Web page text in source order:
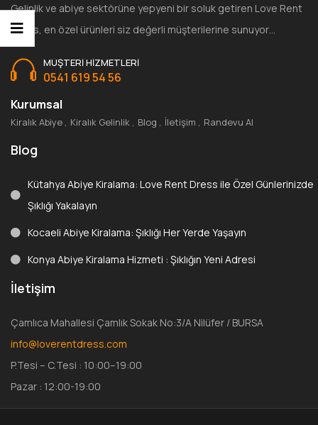
Gelinlik ve abiye sektörüne yepyeni bir soluk getiren Love Rent
Dress, en özel ürünleri siz değerli müşterilerine sunuyor…
MÜŞTERI HIZMETLERI
0541 619 54 56
Kurumsal
Kiralık Abiye Kiralık Gelinlik Blog İletişim Randevu Al
Blog
Kütahya Abiye Kiralama: Love Rent Dress ile Özel Günlerinizde
Şıklığı Yakalayın
Kocaeli Abiye Kiralama: Şıklığı Her Yerde Yaşayın
Konya Abiye Kiralama Hizmeti : Şıklığın Yeni Adresi
İletişim
Çamlıca Mahallesi Çamlık Sokak No:3/A Nilüfer / BURSA
info@loverentdress.com
P.Tesi – C.Tesi : 10:00–19:00
Pazar : 12:00-19:00